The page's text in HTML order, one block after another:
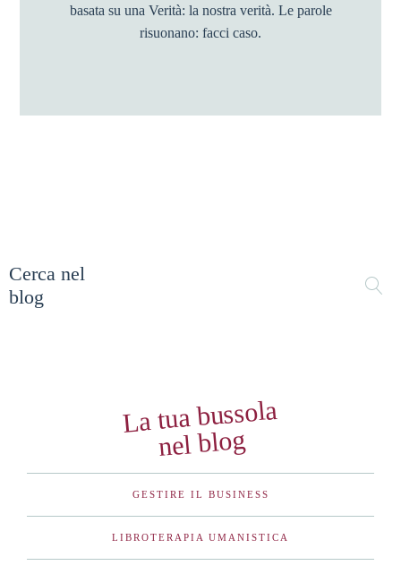
basata su una Verità: la nostra verità. Le parole
risuonano: facci caso.
Cerca nel
blog
La tua bussola
nel blog
GESTIRE IL BUSINESS
LIBROTERAPIA UMANISTICA